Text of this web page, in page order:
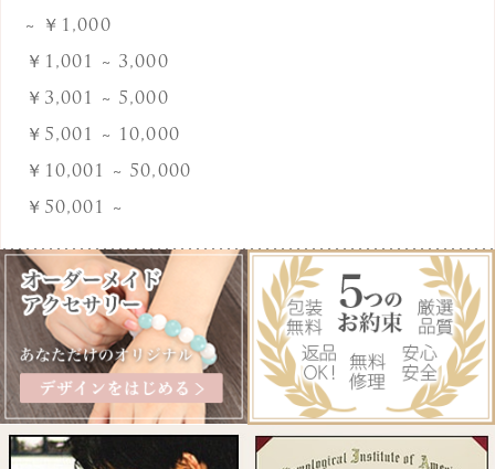
ゴールドストーン
ゴールドルチルクォーツ
サンストーン
サードオニキス
シトリン
白さんご
白ジェイド
白めのう
水晶
~ ￥1,000
￥1,001 ~ 3,000
￥3,001 ~ 5,000
￥5,001 ~ 10,000
￥10,001 ~ 50,000
￥50,001 ~